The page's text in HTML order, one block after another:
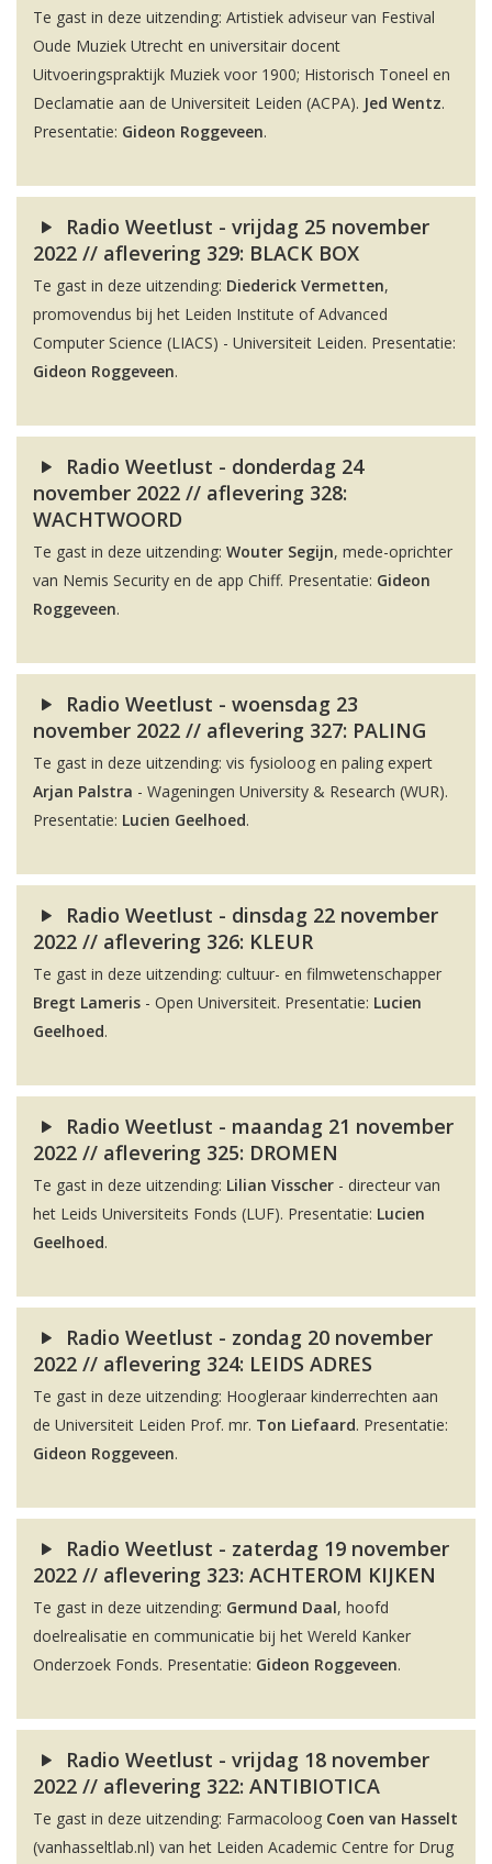
Te gast in deze uitzending: Artistiek adviseur van Festival
Oude Muziek Utrecht en universitair docent
Uitvoeringspraktijk Muziek voor 1900; Historisch Toneel en
Declamatie aan de Universiteit Leiden (ACPA). Jed Wentz.
Presentatie: Gideon Roggeveen.
Radio Weetlust - vrijdag 25 november
2022 // aflevering 329: BLACK BOX
Te gast in deze uitzending: Diederick Vermetten,
promovendus bij het Leiden Institute of Advanced
Computer Science (LIACS) - Universiteit Leiden. Presentatie:
Gideon Roggeveen.
Radio Weetlust - donderdag 24
november 2022 // aflevering 328:
WACHTWOORD
Te gast in deze uitzending: Wouter Segijn, mede-oprichter
van Nemis Security en de app Chiff. Presentatie: Gideon
Roggeveen.
Radio Weetlust - woensdag 23
november 2022 // aflevering 327: PALING
Te gast in deze uitzending: vis fysioloog en paling expert
Arjan Palstra - Wageningen University & Research (WUR).
Presentatie: Lucien Geelhoed.
Radio Weetlust - dinsdag 22 november
2022 // aflevering 326: KLEUR
Te gast in deze uitzending: cultuur- en filmwetenschapper
Bregt Lameris - Open Universiteit. Presentatie: Lucien
Geelhoed.
Radio Weetlust - maandag 21 november
2022 // aflevering 325: DROMEN
Te gast in deze uitzending: Lilian Visscher - directeur van
het Leids Universiteits Fonds (LUF). Presentatie: Lucien
Geelhoed.
Radio Weetlust - zondag 20 november
2022 // aflevering 324: LEIDS ADRES
Te gast in deze uitzending: Hoogleraar kinderrechten aan
de Universiteit Leiden Prof. mr. Ton Liefaard. Presentatie:
Gideon Roggeveen.
Radio Weetlust - zaterdag 19 november
2022 // aflevering 323: ACHTEROM KIJKEN
Te gast in deze uitzending: Germund Daal, hoofd
doelrealisatie en communicatie bij het Wereld Kanker
Onderzoek Fonds. Presentatie: Gideon Roggeveen.
Radio Weetlust - vrijdag 18 november
2022 // aflevering 322: ANTIBIOTICA
Te gast in deze uitzending: Farmacoloog Coen van Hasselt
(vanhasseltlab.nl) van het Leiden Academic Centre for Drug